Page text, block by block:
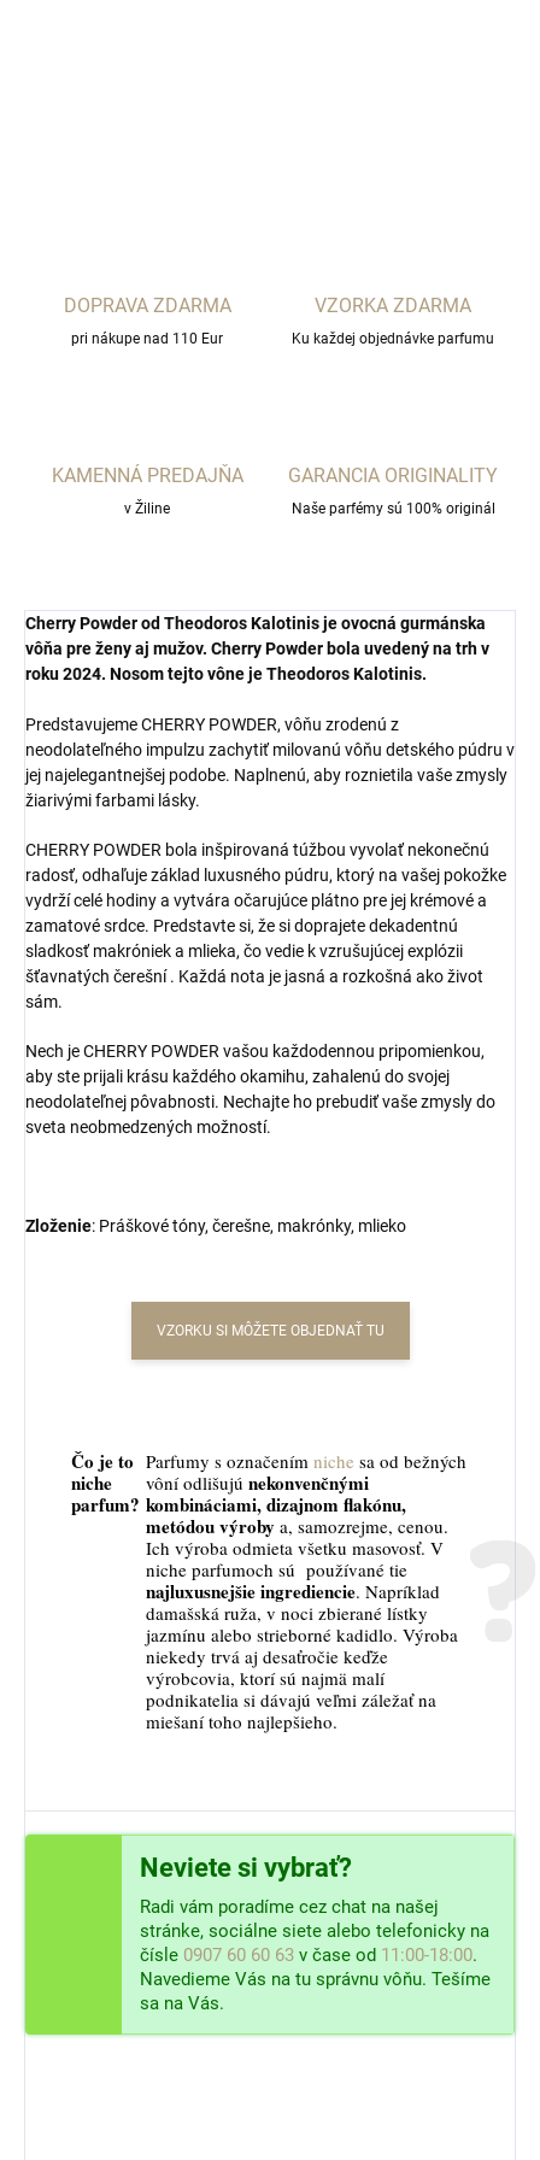
DOPRAVA ZDARMA
pri nákupe nad 110 Eur
VZORKA ZDARMA
Ku každej objednávke parfumu
KAMENNÁ PREDAJŇA
v Žiline
GARANCIA ORIGINALITY
Naše parfémy sú 100% originál
Cherry Powderod Theodoros Kalotinisje ovocná gurmánska
vôňa pre ženy aj mužov. Cherry Powder bola uvedený na trh v
roku 2024. Nosom tejto vône je Theodoros Kalotinis.
Predstavujeme CHERRY POWDER, vôňu zrodenú z
neodolateľného impulzu zachytiť milovanú vôňu detského púdru v
jej najelegantnejšej podobe. Naplnenú, aby roznietila vaše zmysly
žiarivými farbami lásky.
CHERRY POWDER bola inšpirovaná túžbou vyvolať nekonečnú
radosť, odhaľuje základ luxusného púdru, ktorý na vašej pokožke
vydrží celé hodiny a vytvára očarujúce plátno pre jej krémové a
zamatové srdce. Predstavte si, že si doprajete dekadentnú
sladkosť makróniek a mlieka, čo vedie k vzrušujúcej explózii
šťavnatých čerešní . Každá nota je jasná a rozkošná ako život
sám.
Nech je CHERRY POWDER vašou každodennou pripomienkou,
aby ste prijali krásu každého okamihu, zahalenú do svojej
neodolateľnej pôvabnosti. Nechajte ho prebudiť vaše zmysly do
sveta neobmedzených možností.
Zloženie: Práškové tóny, čerešne, makrónky, mlieko
VZORKU SI MÔŽETE OBJEDNAŤ TU
Čo je to
niche
parfum?
Parfumy s označením niche sa od bežných
vôní odlišujú nekonvenčnými
kombináciami, dizajnom flakónu,
metódou výroby a, samozrejme, cenou.
Ich výroba odmieta všetku masovosť. V
niche parfumoch sú používané tie
najluxusnejšie ingrediencie. Napríklad
damašská ruža, v noci zbierané lístky
jazmínu alebo strieborné kadidlo. Výroba
niekedy trvá aj desaťročie keďže
výrobcovia, ktorí sú najmä malí
podnikatelia si dávajú veľmi záležať na
miešaní toho najlepšieho.
Neviete si vybrať?
Radi vám poradíme cez chat na našej
stránke, sociálne siete alebo telefonicky na
čísle 0907 60 60 63 v čase od 11:00-18:00.
Navedieme Vás na tu správnu vôňu. Tešíme
sa na Vás.